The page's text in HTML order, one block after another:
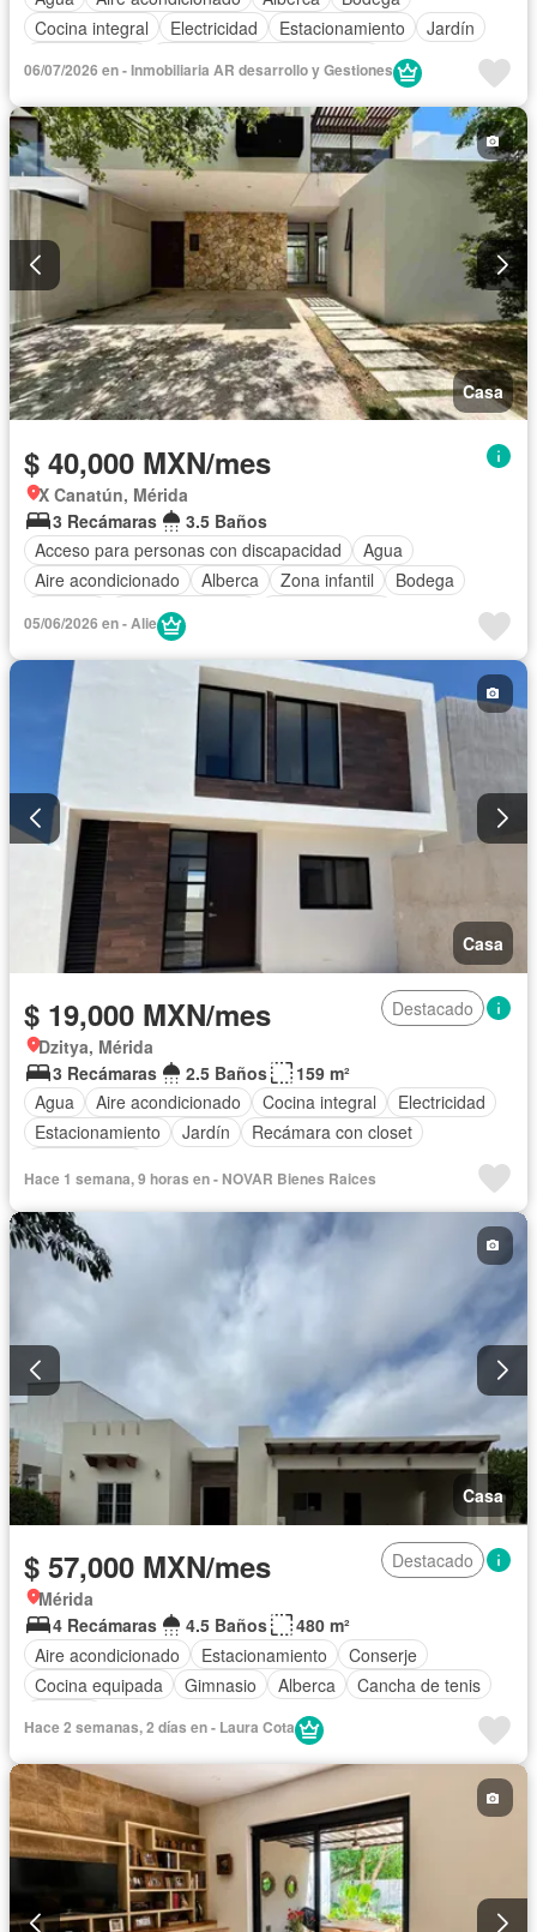
Cocina integral
Electricidad Estacionamiento
Jardín
06/07/2026 en - Inmobiliaria AR desarrollo y Gestiones
Casa
$ 40,000 MXN/mes
X Canatún, Mérida
3 Recámaras
3.5 Baños
Acceso para personas con discapacidad
Agua
Aire acondicionado
Alberca Zona infantil
Bodega
Cocina equipada
Cuarto de Limpieza
Estacionamiento
Gas natural Gimnasio
Internet
Jardín
Recámara con closet
Sala polivalente
Seguridad
Zonas verdes
Permite mascotas
Permite niños Solo familias
05/06/2026 en - Alie
Casa
$ 19,000 MXN/mes
Destacado
Dzitya, Mérida
3 Recámaras
2.5 Baños
159 m²
Agua
Aire acondicionado Cocina integral
Electricidad
Estacionamiento
Jardín
Recámara con closet
Hace 1 semana, 9 horas en - NOVAR Bienes Raices
Casa
$ 57,000 MXN/mes
Destacado
Mérida
4 Recámaras
4.5 Baños
480 m²
Aire acondicionado
Estacionamiento
Conserje
Cocina equipada
Gimnasio Alberca
Cancha de tenis
Hace 2 semanas, 2 días en - Laura Cota